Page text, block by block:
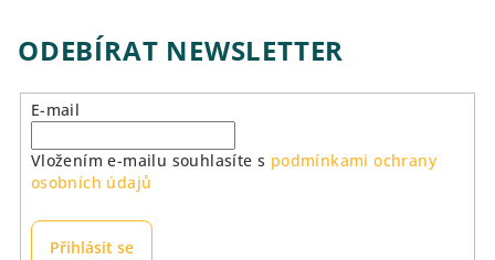
ODEBÍRAT NEWSLETTER
E-mail
Vložením e-mailu souhlasíte s podmínkami ochrany
osobních údajů
Přihlásit se